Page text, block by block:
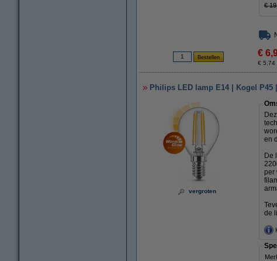
€
€
€ 5,74
Philips LED lamp E14 | Kogel P45
vergroten
en
De
per
de